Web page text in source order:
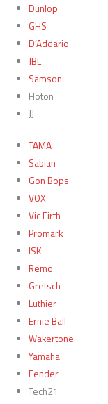
Dunlop
GHS
D’Addario
JBL
Samson
Hoton
JJ
TAMA
Sabian
Gon Bops
VOX
Vic Firth
Promark
ISK
Remo
Gretsch
Luthier
Ernie Ball
Wakertone
Yamaha
Fender
Tech21